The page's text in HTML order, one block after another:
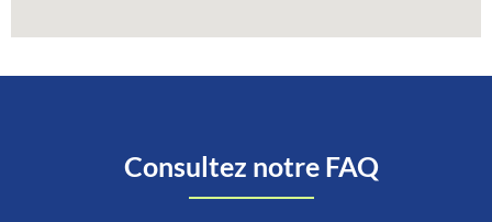
Consultez notre FAQ